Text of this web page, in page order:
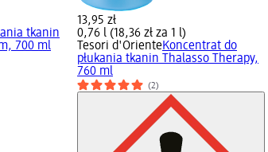
tkanin
700 ml
13,95 zł
0,76 l (18,36 zł za 1 l)
Tesori d'OrienteKoncentrat do
płukania tkanin Thalasso Therapy,
760 ml
(2)